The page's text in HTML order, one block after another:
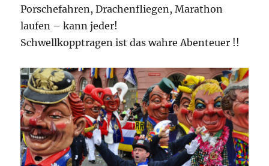
Porschefahren, Drachenfliegen, Marathon
laufen – kann jeder!
Schwellkopptragen ist das wahre Abenteuer !!